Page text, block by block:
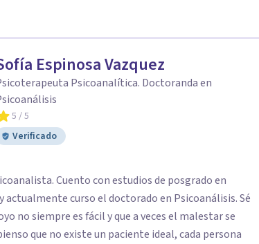
sesión gratuita. Y si estás pasando por un
con alguien, también puedes contactarme: la
costo.Espinosa Vazquez
Psicoanalítica. Doctoranda en
5 / 5
Verificado
Cuento con estudios de posgrado en
curso el doctorado en Psicoanálisis. Sé
no siempre es fácil y que a veces el malestar se
que no existe un paciente ideal, cada persona